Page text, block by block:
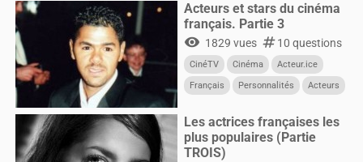
Acteurs et stars du cinéma
français. Partie 3
visibility 1829 vues numbers10 questions
CinéTV Cinéma
Acteur.ice
Français
Personnalités Acteurs
Les actrices françaises les
plus populaires (Partie
TROIS)